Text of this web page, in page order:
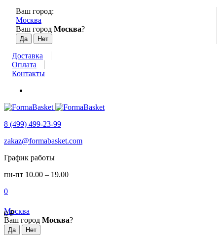
Ваш город:
Москва
Ваш город Москва?
Доставка
Оплата
Контакты
8 (499) 499-23-99
zakaz@formabasket.com
График работы
пн-пт 10.00 – 19.00
0
0₽
Москва
Ваш город Москва?